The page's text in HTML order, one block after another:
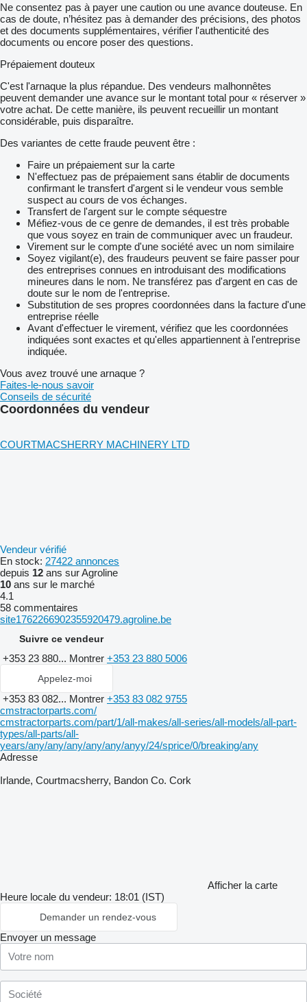
Ne consentez pas à payer une caution ou une avance douteuse. En
cas de doute, n’hésitez pas à demander des précisions, des photos
et des documents supplémentaires, vérifier l'authenticité des
documents ou encore poser des questions.
Prépaiement douteux
C'est l'arnaque la plus répandue. Des vendeurs malhonnêtes
peuvent demander une avance sur le montant total pour « réserver »
votre achat. De cette manière, ils peuvent recueillir un montant
considérable, puis disparaître.
Des variantes de cette fraude peuvent être :
Faire un prépaiement sur la carte
N'effectuez pas de prépaiement sans établir de documents
confirmant le transfert d'argent si le vendeur vous semble
suspect au cours de vos échanges.
Transfert de l'argent sur le compte séquestre
Méfiez-vous de ce genre de demandes, il est très probable
que vous soyez en train de communiquer avec un fraudeur.
Virement sur le compte d'une société avec un nom similaire
Soyez vigilant(e), des fraudeurs peuvent se faire passer pour
des entreprises connues en introduisant des modifications
mineures dans le nom. Ne transférez pas d'argent en cas de
doute sur le nom de l'entreprise.
Substitution de ses propres coordonnées dans la facture d'une
entreprise réelle
Avant d'effectuer le virement, vérifiez que les coordonnées
indiquées sont exactes et qu'elles appartiennent à l'entreprise
indiquée.
Vous avez trouvé une arnaque ?
Faites-le-nous savoir
Conseils de sécurité
Coordonnées du vendeur
COURTMACSHERRY MACHINERY LTD
Vendeur vérifié
En stock: 27422 annonces
depuis 12 ans sur Agroline
10 ans sur le marché
4.1
58 commentaires
site1762266902355920479.agroline.be
Suivre ce vendeur
+353 23 880... Montrer +353 23 880 5006
Appelez-moi
+353 83 082... Montrer +353 83 082 9755
cmstractorparts.com/
cmstractorparts.com/part/1/all-makes/all-series/all-models/all-part-
types/all-parts/all-
years/any/any/any/any/any/anyy/24/sprice/0/breaking/any
Adresse
Irlande, Courtmacsherry, Bandon Co. Cork
Afficher la carte
Heure locale du vendeur: 18:01 (IST)
Demander un rendez-vous
Envoyer un message